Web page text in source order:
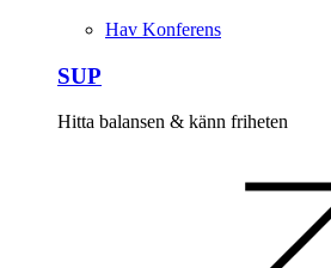
Hav Konferens
SUP
Hitta balansen & känn friheten